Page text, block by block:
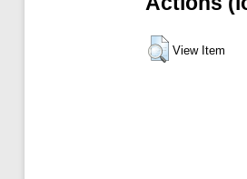
View Item